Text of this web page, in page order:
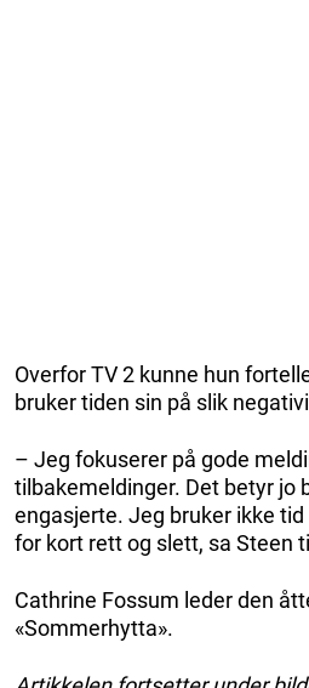
Overfor TV 2 kunne hun
bruker tiden sin på slik
– Jeg fokuserer på gode
tilbakemeldinger. Det betyr jo
engasjerte. Jeg bruker ikke
for kort rett og slett, sa Steen til
Cathrine Fossum leder den
«Sommerhytta».